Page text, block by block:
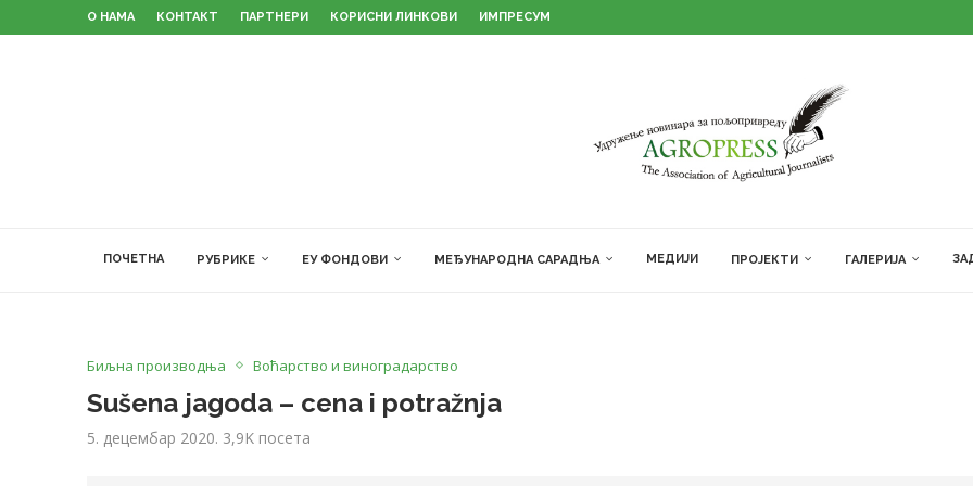
О НАМА КОНТАКТ ПАРТНЕРИ КОРИСНИ ЛИНКОВИ ИМПРЕСУМ
ПОЧЕТНА РУБРИКЕ ЕУ ФОНДОВИ МЕЂУНАРОДНА САРАДЊА МЕДИЈИ ПРОЈЕКТИ ГАЛЕРИЈА
Биљна производња Воћарство и виноградарство
Sušena jagoda – cena i potražnja
5. децембар 2020. 3,9Kпосета